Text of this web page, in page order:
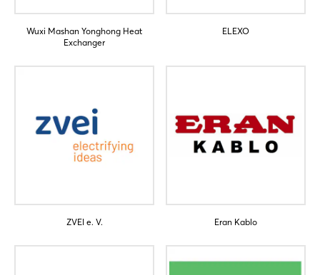
Wuxi Mashan Yonghong Heat
Exchanger
ELEXO
ZVEI e. V. Eran Kablo